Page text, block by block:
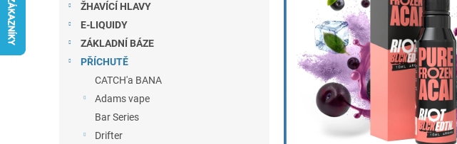
ŽHAVÍCÍ HLAVY
E-LIQUIDY
ZÁKLADNÍ BÁZE
PŘÍCHUTĚ
CATCH'a BANA
Adams vape
Bar Series
Drifter
hvězdiček.